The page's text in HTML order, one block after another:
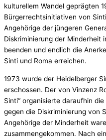
kulturellem Wandel geprägten
Bürgerrechtsinitiativen von
Angehörige der jüngeren
Diskriminierung der Minderheit
beenden und endlich die
Sinti und Roma erreichen.
1973 wurde der Heidelberger
erschossen. Der von Vinzenz
Sinti“ organisierte daraufhin
gegen die Diskriminierung von
Angehörige der Minderheit
zusammengekommen. Nach